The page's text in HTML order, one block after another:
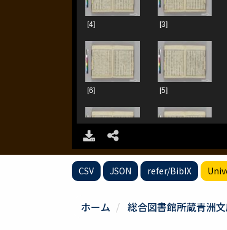
CSV JSON refer/BibIX
ホーム 総合図書館所蔵青洲